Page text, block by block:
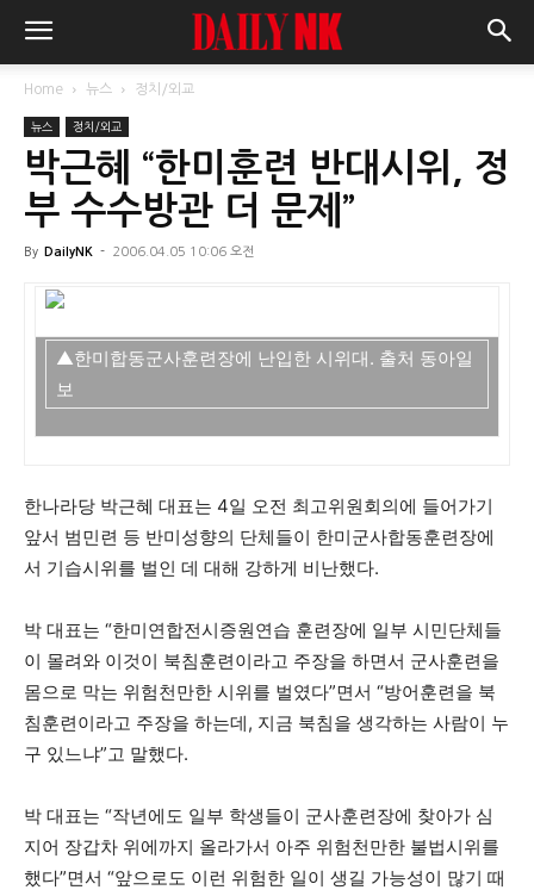
Home 뉴스 정치/외교
뉴스 정치/외교
박근혜 “한미훈련 반대시위, 정
부 수수방관 더 문제”
By DailyNK - 2006.04.05 10:06 오전
▲한미합동군사훈련장에 난입한 시위대. 출처 동아일
보
한나라당 박근혜 대표는 4일 오전 최고위원회의에 들어가기
앞서 범민련 등 반미성향의 단체들이 한미군사합동훈련장에
서 기습시위를 벌인 데 대해 강하게 비난했다.
박 대표는 “한미연합전시증원연습 훈련장에 일부 시민단체들
이 몰려와 이것이 북침훈련이라고 주장을 하면서 군사훈련을
몸으로 막는 위험천만한 시위를 벌였다”면서 “방어훈련을 북
침훈련이라고 주장을 하는데, 지금 북침을 생각하는 사람이 누
구 있느냐”고 말했다.
박 대표는 “작년에도 일부 학생들이 군사훈련장에 찾아가 심
지어 장갑차 위에까지 올라가서 아주 위험천만한 불법시위를
했다”면서 “앞으로도 이런 위험한 일이 생길 가능성이 많기 때